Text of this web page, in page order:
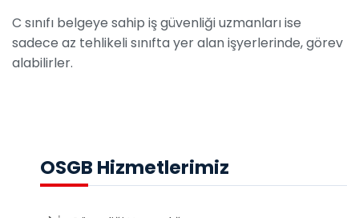
C sınıfı belgeye sahip iş güvenliği uzmanları ise
sadece az tehlikeli sınıfta yer alan işyerlerinde, görev
alabilirler.
OSGB Hizmetlerimiz